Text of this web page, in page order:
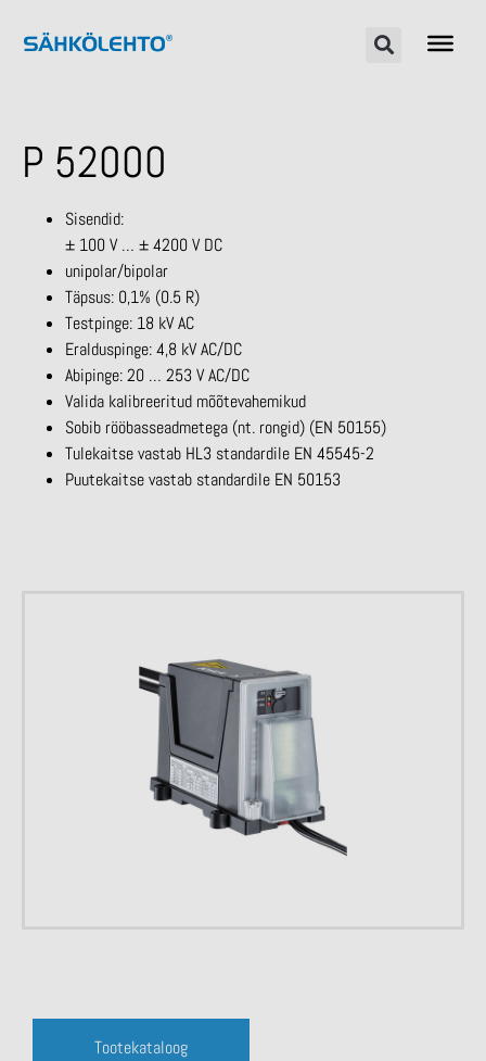
P 52000
Sisendid:
± 100 V … ± 4200 V DC
unipolar/bipolar
Täpsus: 0,1% (0.5 R)
Testpinge: 18 kV AC
Eralduspinge: 4,8 kV AC/DC
Abipinge: 20 … 253 V AC/DC
Valida kalibreeritud mõõtevahemikud
Sobib rööbasseadmetega (nt. rongid) (EN 50155)
Tulekaitse vastab HL3 standardile EN 45545-2
Puutekaitse vastab standardile EN 50153
Tootekataloog